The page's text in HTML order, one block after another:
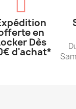
en
Dès
d'achat*